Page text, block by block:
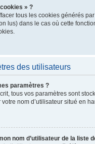
» ?
tous les cookies générés
lus) dans le cas où cette
des utilisateurs
paramètres ?
tous vos paramètres sont
nom d’utilisateur situé en
nom d’utilisateur de la liste